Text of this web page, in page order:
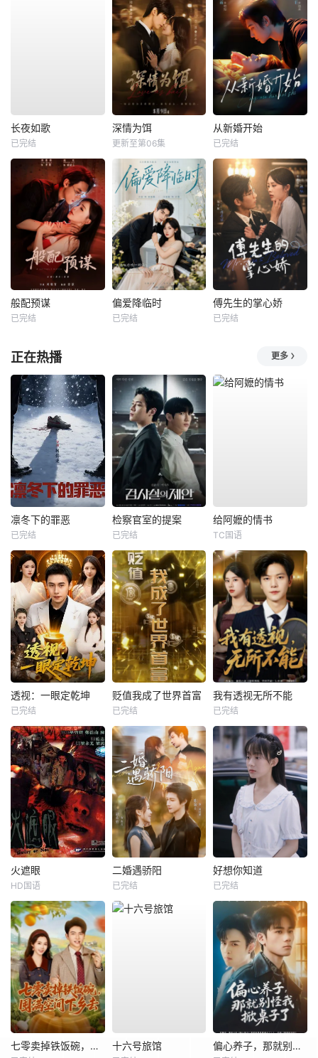
长夜如歌
已完结
深情为饵
更新至第06集
从新婚开始
已完结
般配预谋
已完结
偏爱降临时
已完结
傅先生的掌心娇
已完结
正在热播 更多
凛冬下的罪恶
已完结
检察官室的提案
已完结
给阿嬷的情书
TC国语
透视：一眼定乾坤
已完结
贬值我成了世界首富
已完结
我有透视无所不能
已完结
火遮眼
HD国语
二婚遇骄阳
已完结
好想你知道
已完结
七零卖掉铁饭碗，囤满空间下乡去 十六号旅馆 偏心养子，那就别怪我掀桌子了